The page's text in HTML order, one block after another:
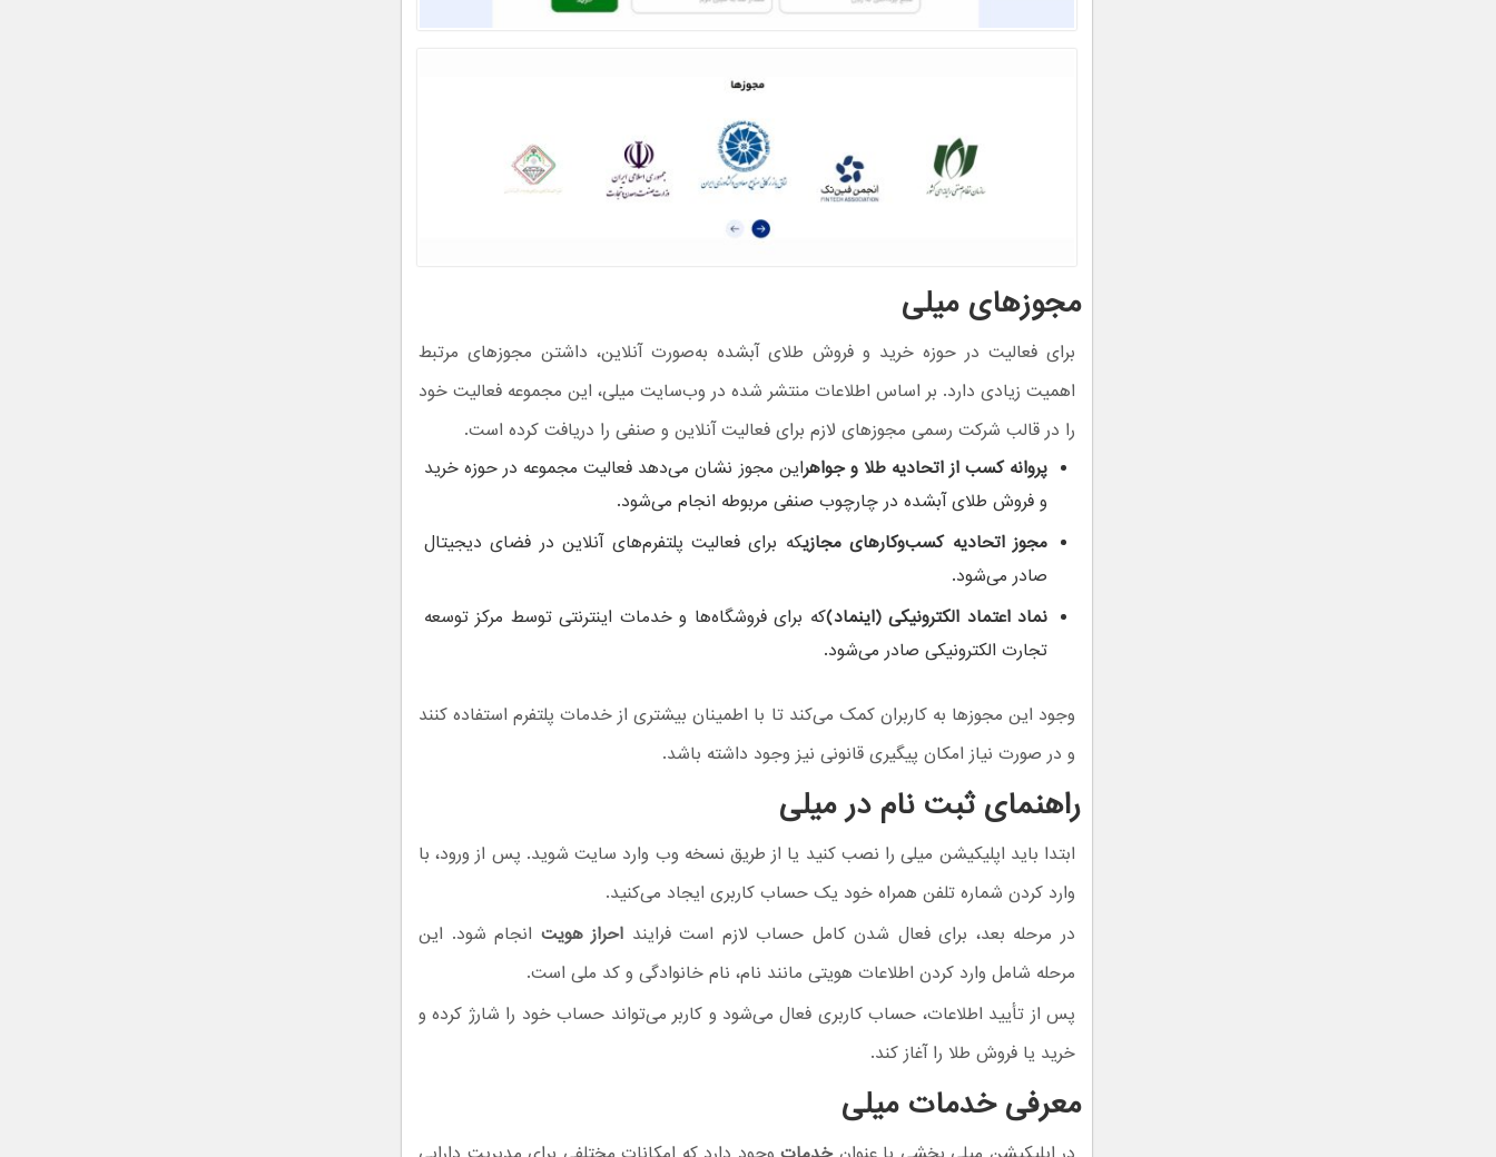
مجوزهای میلی
برای فعالیت در حوزه خرید و فروش طلای آبشده به‌صورت آنلاین، داشتن مجوزهای مرتبط
اهمیت زیادی دارد. بر اساس اطلاعات منتشر شده در وب‌سایت میلی، این مجموعه فعالیت خود
را در قالب شرکت رسمی مجوزهای لازم برای فعالیت آنلاین و صنفی را دریافت کرده است.
پروانه کسب از اتحادیه طلا و جواهراین مجوز نشان می‌دهد فعالیت مجموعه در حوزه خرید
و فروش طلای آبشده در چارچوب صنفی مربوطه انجام می‌شود.
مجوز اتحادیه کسب‌وکارهای مجازیکه برای فعالیت پلتفرم‌های آنلاین در فضای دیجیتال
صادر می‌شود.
نماد اعتماد الکترونیکی (اینماد)که برای فروشگاه‌ها و خدمات اینترنتی توسط مرکز توسعه
تجارت الکترونیکی صادر می‌شود.
وجود این مجوزها به کاربران کمک می‌کند تا با اطمینان بیشتری از خدمات پلتفرم استفاده کنند
و در صورت نیاز امکان پیگیری قانونی نیز وجود داشته باشد.
راهنمای ثبت نام در میلی
ابتدا باید اپلیکیشن میلی را نصب کنید یا از طریق نسخه وب وارد سایت شوید. پس از ورود، با
وارد کردن شماره تلفن همراه خود یک حساب کاربری ایجاد می‌کنید.
در مرحله بعد، برای فعال شدن کامل حساب لازم است فرایند احراز هویت انجام شود. این
مرحله شامل وارد کردن اطلاعات هویتی مانند نام، نام خانوادگی و کد ملی است.
پس از تأیید اطلاعات، حساب کاربری فعال می‌شود و کاربر می‌تواند حساب خود را شارژ کرده و
خرید یا فروش طلا را آغاز کند.
معرفی خدمات میلی